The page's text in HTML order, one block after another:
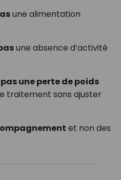
une alimentation
une absence d’activité
une perte de poids
traitement sans ajuster
et non des